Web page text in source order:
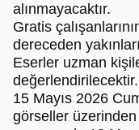
alınmayacaktır.
Gratis
dereceden
Eserler uzman
değerlendirilecektir.
15 Mayıs 2026
görseller